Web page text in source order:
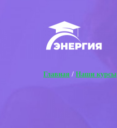
Главная / Наши курсы